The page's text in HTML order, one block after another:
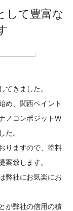
して豊富な
てきました。
め、関西ペイント
ノコンポジットW
た。
りますので、塗料
案致します。
弊社にお気楽にお
が弊社の信用の積